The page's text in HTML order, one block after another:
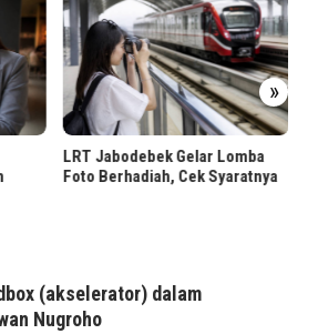
»
Lomba
Syaratnya
Presiden Prabowo Tinjau
Hilirisasi Bioetanol PTPN I di
(akselerator) dalam